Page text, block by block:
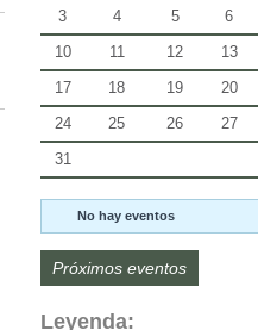
3
4 5 6
10
11 12 13
17
18 19 20
24
25 26 27
31
No hay eventos
Próximos eventos
Leyenda: